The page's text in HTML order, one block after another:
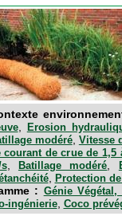
,
Erosion
modéré, Vitesse
courant de crue de 1,5
, Batillage modéré
, Protection
: Génie
ingénierie, Coco